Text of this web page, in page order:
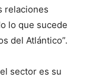
relaciones
lo que sucede
del Atlántico”.
sector es su